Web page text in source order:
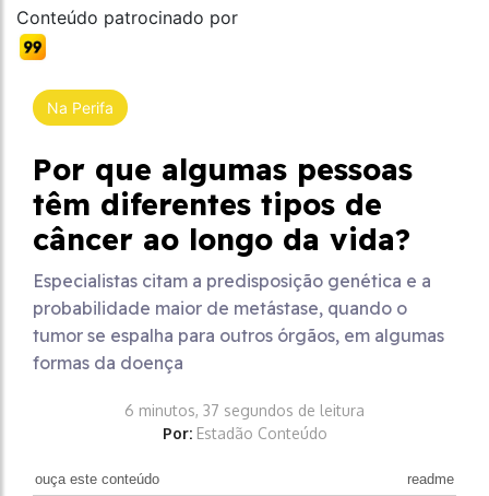
Conteúdo patrocinado por
Na Perifa
Por que algumas pessoas
têm diferentes tipos de
câncer ao longo da vida?
Especialistas citam a predisposição genética e a
probabilidade maior de metástase, quando o
tumor se espalha para outros órgãos, em algumas
formas da doença
6 minutos, 37 segundos de leitura
Por: Estadão Conteúdo
ouça este conteúdo readme